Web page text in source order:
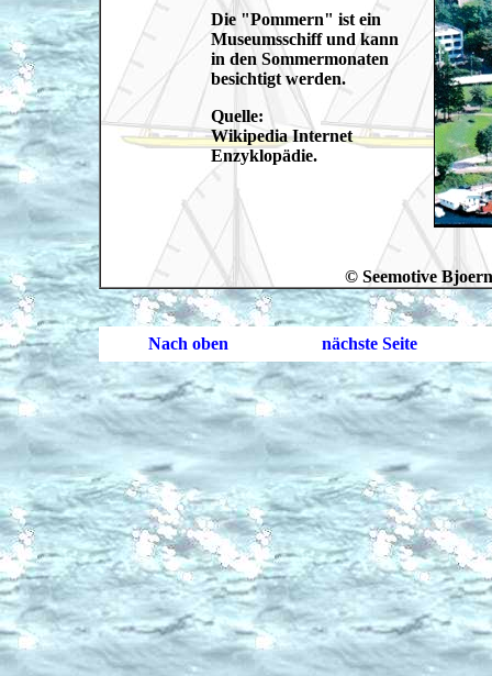
Die "Pommern" ist ein
Museumsschiff und kann
in den Sommermonaten
besichtigt werden.
Quelle:
Wikipedia Internet
Enzyklopädie.
© Seemotive
Nach oben nächste Seite